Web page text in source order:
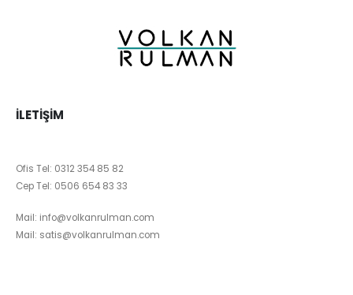
İLETIŞIM
Ofis Tel: 0312 354 85 82
Cep Tel: 0506 654 83 33
Mail: info@volkanrulman.com
Mail: satis@volkanrulman.com